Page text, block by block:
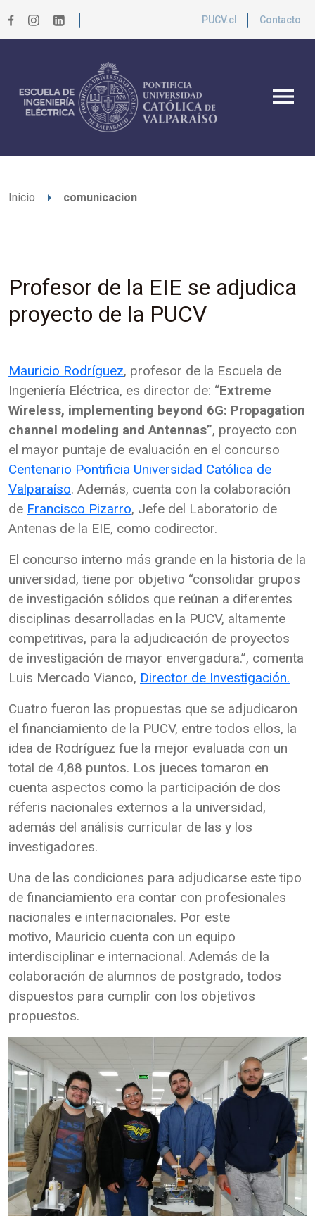
PUCV.cl Contacto
menu
Inicio arrow_right comunicacion
Profesor de la EIE se adjudica
proyecto de la PUCV
Mauricio Rodríguez, profesor de la Escuela de
Ingeniería Eléctrica, es director de: “Extreme
Wireless, implementing beyond 6G: Propagation
channel modeling and Antennas”, proyecto con
el mayor puntaje de evaluación en el concurso
Centenario Pontificia Universidad Católica de
Valparaíso. Además, cuenta con la colaboración
de Francisco Pizarro, Jefe del Laboratorio de
Antenas de la EIE, como codirector.
El concurso interno más grande en la historia de la
universidad, tiene por objetivo “consolidar grupos
de investigación sólidos que reúnan a diferentes
disciplinas desarrolladas en la PUCV, altamente
competitivas, para la adjudicación de proyectos
de investigación de mayor envergadura.”, comenta
Luis Mercado Vianco, Director de Investigación.
Cuatro fueron las propuestas que se adjudicaron
el financiamiento de la PUCV, entre todos ellos, la
idea de Rodríguez fue la mejor evaluada con un
total de 4,88 puntos. Los jueces tomaron en
cuenta aspectos como la participación de dos
réferis nacionales externos a la universidad,
además del análisis curricular de las y los
investigadores.
Una de las condiciones para adjudicarse este tipo
de financiamiento era contar con profesionales
nacionales e internacionales. Por este
motivo, Mauricio cuenta con un equipo
interdisciplinar e internacional. Además de la
colaboración de alumnos de postgrado, todos
dispuestos para cumplir con los objetivos
propuestos.